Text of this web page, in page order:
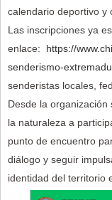
calendario deportivo y
Las inscripciones ya
enlace:
https://
senderismo-
senderistas locales,
Desde la
la naturaleza a
punto de encuentro
diálogo y seguir
identidad del territorio